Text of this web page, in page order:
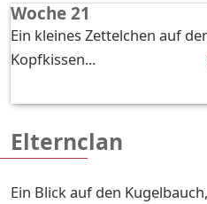
Woche 21
Ein kleines Zettelchen auf
Kopfkissen...
Elternclan
Ein Blick auf den